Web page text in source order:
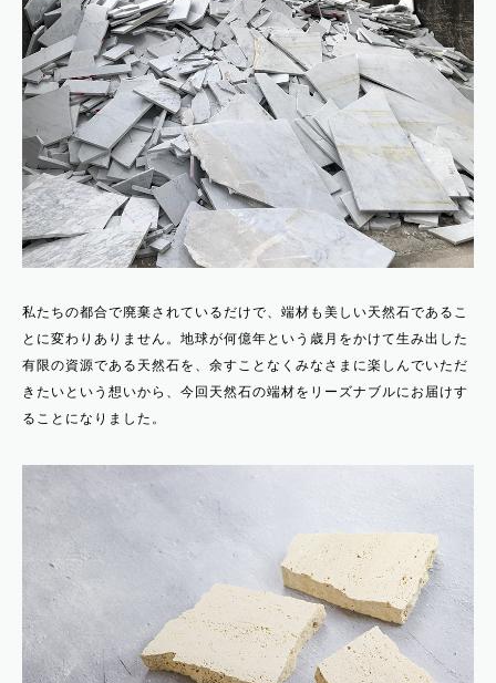
私たちの都合で廃棄されているだけで、端材も美しい天然石であるこ
とに変わりありません。地球が何億年という歳月をかけて生み出した
有限の資源である天然石を、余すことなくみなさまに楽しんでいただ
きたいという想いから、今回天然石の端材をリーズナブルにお届けす
ることになりました。